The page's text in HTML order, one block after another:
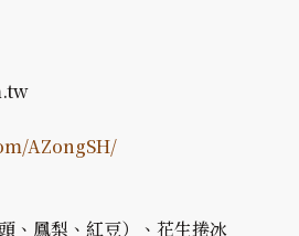
AZongSH/
、鳳梨、紅豆）、花生捲冰